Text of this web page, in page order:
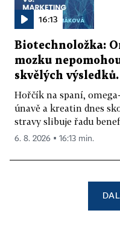
16:13
Biotechnoložka:
mozku
skvělých
Hořčík na spaní,
únavě a kreatin dnes
stravy slibuje řadu
6. 8. 2026 ▪ 16:13 min.